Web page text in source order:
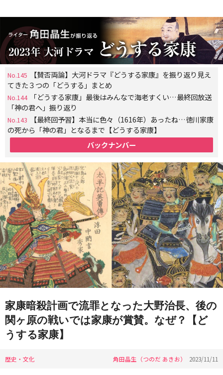
No.145
【賛否両論】大河ドラマ『どうする家康』を振り返り見え
てきた３つの「どうする」まとめ
No.144
「どうする家康」最後はみんなで海老すくい…最終回放送
「神の君へ」振り返り
No.143
【最終回予習】本当に色々（1616年）あったね…徳川家康
の死から「神の君」となるまで【どうする家康】
バックナンバー
家康暗殺計画で流罪となった大野治長、後の
関ヶ原の戦いでは家康が賞賛。なぜ？【ど
うする家康】
歴史・文化 角田晶生（つのだ あきお） 2023/11/11